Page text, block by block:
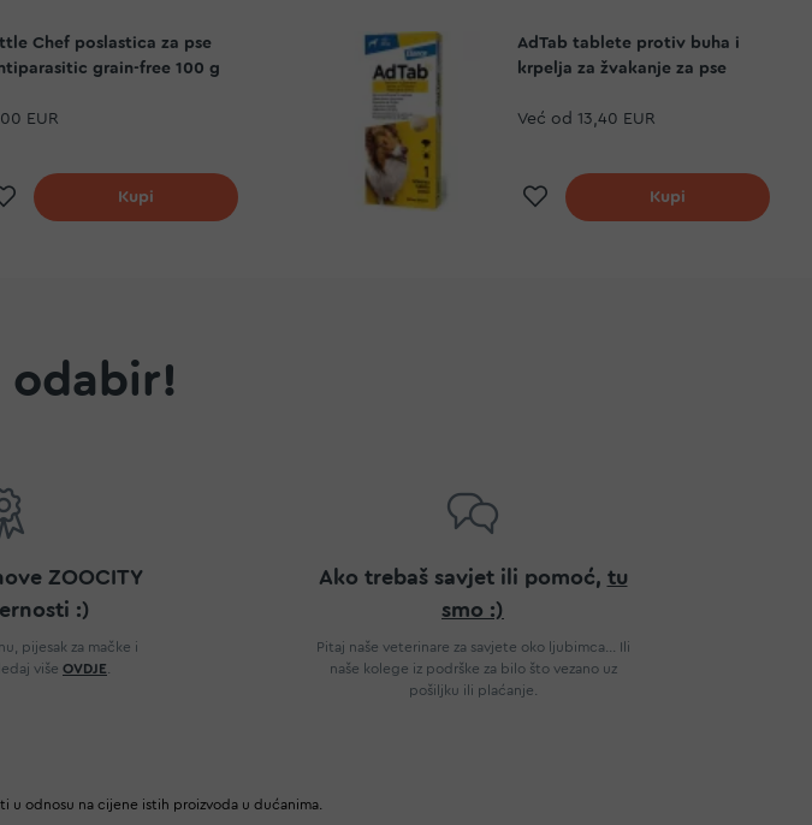
Chef poslastica za pse
grain-free 100 g
EUR
Dodaj na listu želja
Kupi
AdTab tablete protiv buha i
krpelja za žvakanje za pse
Već od 13,40 EUR
Dodaj na listu želja
Kupi
odabir!
ZOOCITY
:)
pijesak za mačke i
više OVDJE
Ako trebaš savjet ili pomoć, tu
smo :)
Pitaj naše veterinare za savjete oko ljubimca... Ili
naše kolege iz podrške za bilo što vezano uz
pošiljku ili plaćanje.
u odnosu na cijene istih proizvoda u dućanima.